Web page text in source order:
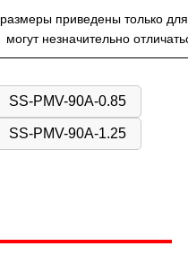
приведены только
незначительно
SS-PMV-90A-0.85
SS-PMV-90A-1.25